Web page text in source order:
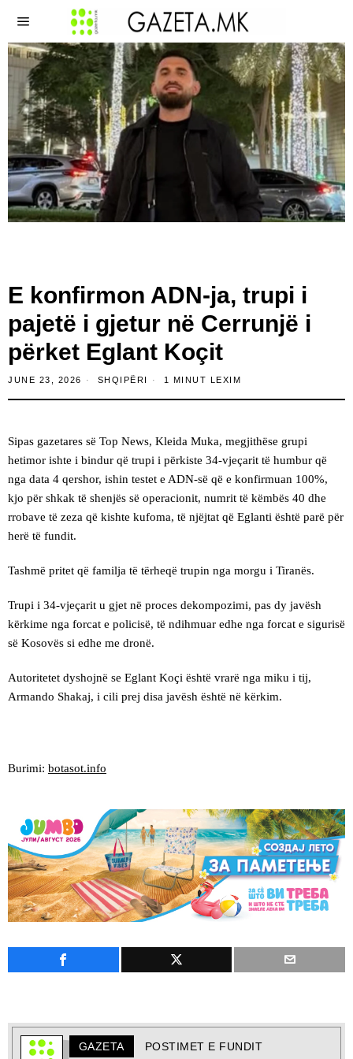
E konfirmon ADN-ja, trupi i
pajetë i gjetur në Cerrunjë i
përket Eglant Koçit
JUNE 23, 2026 SHQIPËRI 1 MINUT LEXIM
Sipas gazetares së Top News, Kleida Muka, megjithëse grupi
hetimor ishte i bindur që trupi i përkiste 34-vjeçarit të humbur që
nga data 4 qershor, ishin testet e ADN-së që e konfirmuan 100%,
kjo për shkak të shenjës së operacionit, numrit të këmbës 40 dhe
rrobave të zeza që kishte kufoma, të njëjtat që Eglanti është parë për
herë të fundit.
Tashmë pritet që familja të tërheqë trupin nga morgu i Tiranës.
Trupi i 34-vjeçarit u gjet në proces dekompozimi, pas dy javësh
kërkime nga forcat e policisë, të ndihmuar edhe nga forcat e sigurisë
së Kosovës si edhe me dronë.
Autoritetet dyshojnë se Eglant Koçi është vrarë nga miku i tij,
Armando Shakaj, i cili prej disa javësh është në kërkim.
Burimi: botasot.info
GAZETA POSTIMET E FUNDIT